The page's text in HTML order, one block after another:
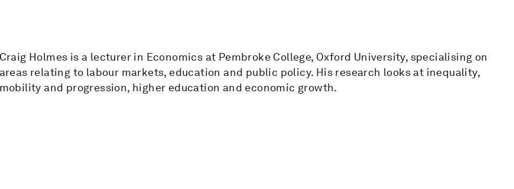
Craig Holmes is a lecturer in Economics at Pembroke College, Oxford University, specialising on
areas relating to labour markets, education and public policy. His research looks at inequality,
mobility and progression, higher education and economic growth.